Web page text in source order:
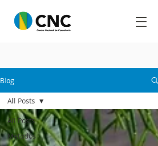
Blog
All Posts
Metodos
All Posts